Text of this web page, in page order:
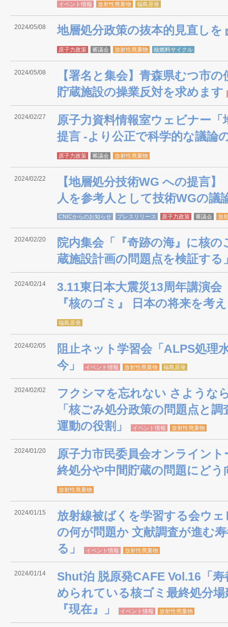
イベント情報 放射性廃棄物 福島原発
2024/05/08 地層処分政策の抜本的見直しを
原子力政策 審議会 放射性廃棄物 核燃料サイクル
2024/05/08
【署名と集会】青森県むつ市
貯蔵施設の操業反対を求めます
2024/02/27
原子力資料情報室ウェビナー
提言 -より公正で科学的な議論
原子力政策 審議会 放射性廃棄物
2024/02/22
【地層処分技術WG への提言
人を参考人として技術WGの議
CNICからのお知らせ プレスリリース 原子力政策 審議会 放
2024/02/20
院内集会「『奇跡の海』に核の
蔵施設計画の問題点を検証する
2024/02/14
3.11東日本大震災13周年講演会
『核のゴミ』 日本の将来を考
福島原発
2024/02/05
阻止ネット学習会「ALPS処理
今」
イベント情報 放射性廃棄物 福島原発
2024/02/02
フクシマを忘れない さような
「核ごみ処分政策の問題点と
運動の役割」
イベント情報 放射性廃棄物
2024/01/20
原子力市民委員会オンライン
終処分や中間貯蔵の問題にどう
放射性廃棄物
2024/01/15
放射線被ばくを学習する会ウ
の何が問題か 文献調査が進む
る」
イベント情報 放射性廃棄物
2024/01/14
Shut泊 脱原発CAFE Vol.16「
められている核ゴミ最終処分
『現在』」
イベント情報 放射性廃棄物